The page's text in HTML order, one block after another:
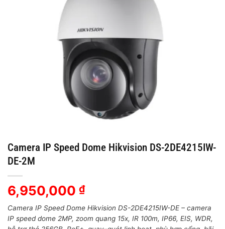
Camera IP Speed Dome Hikvision DS-2DE4215IW-
DE-2M
6,950,000 ₫
Camera IP Speed Dome Hikvision DS-2DE4215IW-DE – camera
IP speed dome 2MP, zoom quang 15x, IR 100m, IP66, EIS, WDR,